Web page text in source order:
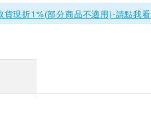
貨現折1%(部分商品不適用)-請點我看